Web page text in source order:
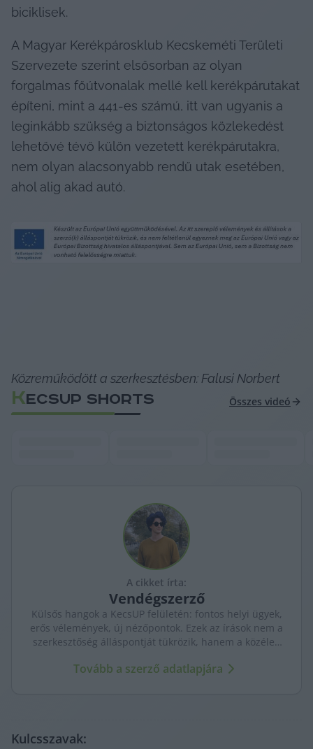
biciklisek.
A Magyar Kerékpárosklub Kecskeméti Területi
Szervezete szerint elsősorban az olyan
forgalmas főútvonalak mellé kell kerékpárutakat
építeni, mint a 441-es számú, itt van ugyanis a
leginkább szükség a biztonságos közlekedést
lehetővé tévő külön vezetett kerékpárutakra,
nem olyan alacsonyabb rendű utak esetében,
ahol alig akad autó.
Közreműködött a szerkesztésben: Falusi Norbert
KECSUP SHORTS Összes videó
A cikket írta:
Vendégszerző
Külsős hangok a KecsUP felületén: fontos helyi ügyek,
erős vélemények, új nézőpontok. Ezek az írások nem a
szerkesztőség álláspontját tükrözik, hanem a közéleti
Tovább a szerző adatlapjára
Kulcsszavak: